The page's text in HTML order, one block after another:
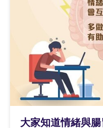
大家知道情緒與